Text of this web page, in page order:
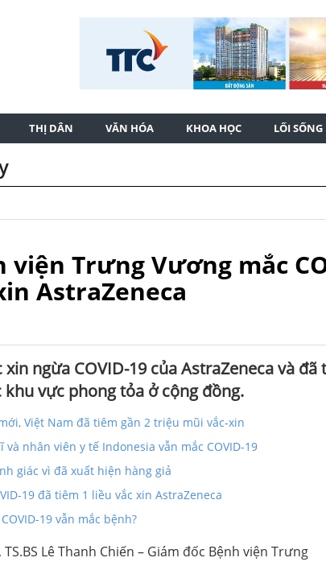
THỊ DÂN VĂN HÓA KHOA HỌC LỐI SỐNG
Trưng Vương mắc
AstraZeneca
ngừa COVID-19 của AstraZeneca và đã
khu vực phong tỏa ở cộng đồng.
Việt Nam đã tiêm gần 2 triệu mũi vắc-xin
nhân viên y tế Indonesia vẫn mắc COVID-19
giác vì đã xuất hiện hàng giả
19 đã tiêm 1 liều vắc xin AstraZeneca
19 vẫn mắc bệnh?
Lê Thanh Chiến – Giám đốc Bệnh viện Trưng